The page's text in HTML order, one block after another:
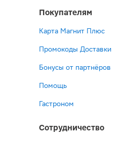
Покупателям
Карта Магнит Плюс
Промокоды Доставки
Бонусы от партнёров
Помощь
Гастроном
Сотрудничество